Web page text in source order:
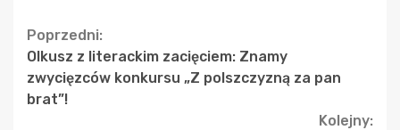
Continue
Reading
Poprzedni:
Olkusz z literackim zacięciem: Znamy
zwycięzców konkursu „Z polszczyzną za pan
brat”!
Kolejny: